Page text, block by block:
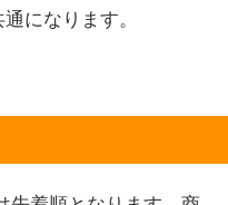
になります。